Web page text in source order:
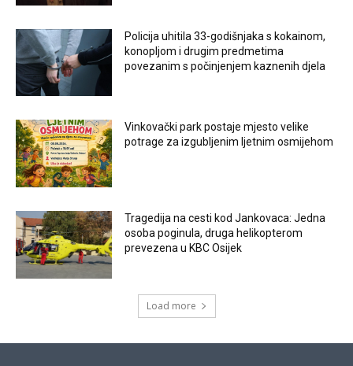
Policija uhitila 33-godišnjaka s kokainom,
konopljom i drugim predmetima
povezanim s počinjenjem kaznenih djela
Vinkovački park postaje mjesto velike
potrage za izgubljenim ljetnim osmijehom
Tragedija na cesti kod Jankovaca: Jedna
osoba poginula, druga helikopterom
prevezena u KBC Osijek
Load more